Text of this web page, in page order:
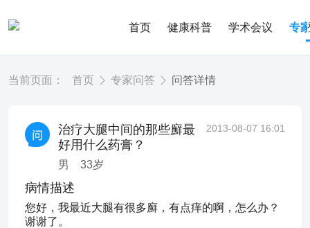
首页 健康科普 学术会议 专
当前页面： 首页 专家问答 问答详情
治疗大腿中间的那些廯最
好用什么药膏？
男 33岁
2013-08-07 16:01
病情描述
您好，我最近大腿有很多廯，有点痒的啊，怎么办？
谢谢了。